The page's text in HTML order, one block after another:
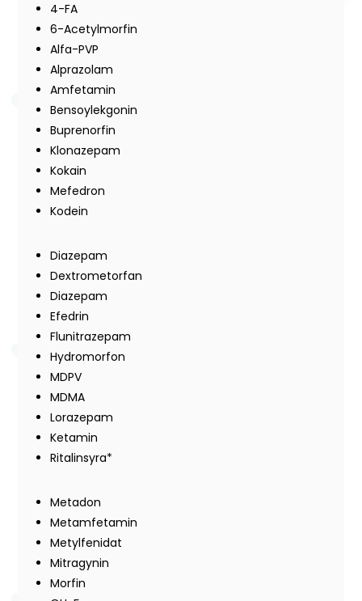
4-FA
6-Acetylmorfin
Alfa-PVP
Alprazolam
Amfetamin
Bensoylekgonin
Buprenorfin
Klonazepam
Kokain
Mefedron
Kodein
Diazepam
Dextrometorfan
Diazepam
Efedrin
Flunitrazepam
Hydromorfon
MDPV
MDMA
Lorazepam
Ketamin
Ritalinsyra*
Metadon
Metamfetamin
Metylfenidat
Mitragynin
Morfin